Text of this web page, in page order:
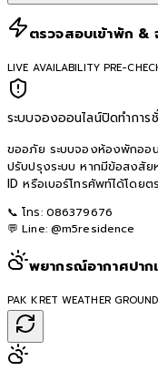
ตรวจสอบเข้าพัก &
LIVE AVAILABILITY PRE-
ระบบจองออนไลน์ปิดทำการ
ขออภัย ระบบจองห้องพักออ
ปรับปรุงระบบ หากมีข้อสงสั
ID หรือเบอร์โทรศัพท์ได้โดยต
📞 โทร: 086379676
💬 Line: @m5residence
พยากรณ์อากาศปาก
PAK KRET WEATHER